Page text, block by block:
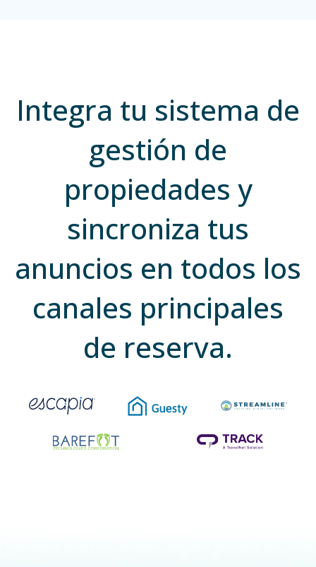
Integra tu sistema de
gestión de
propiedades y
sincroniza tus
anuncios en todos los
canales principales
de reserva.